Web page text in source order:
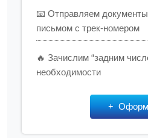
📧 Отправляем
письмом с трек-номером
🔥 Зачислим “задним
необходимости